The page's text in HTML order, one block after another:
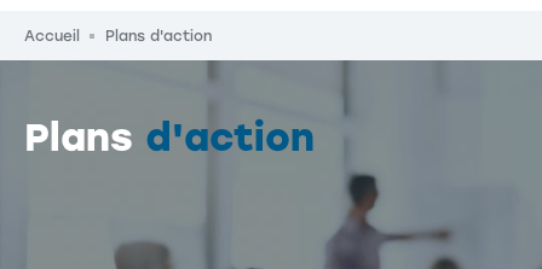
Fil d'Ariane
Accueil Plans d'action
Plans d'action